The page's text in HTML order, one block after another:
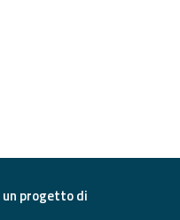
un progetto di